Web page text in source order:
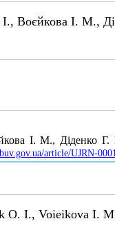
Воєйкова І. М.,
І. М., Діденко Г. В.
article/UJRN-
O. I., Voieikova I.